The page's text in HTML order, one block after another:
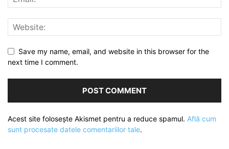
Save my name, email, and website in this browser for the
next time I comment.
Acest site folosește Akismet pentru a reduce spamul. Află cum
sunt procesate datele comentariilor tale.